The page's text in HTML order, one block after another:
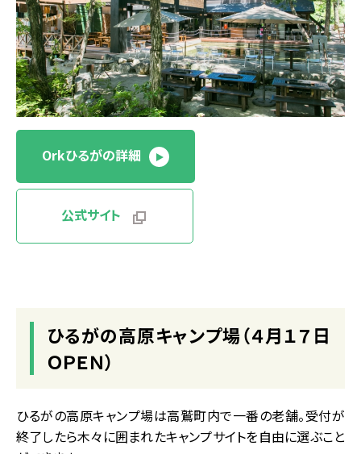
Orkひるがの詳細
公式サイト
ひるがの高原キャンプ場（４月１７日
ＯＰＥＮ）
ひるがの高原キャンプ場は高鷲町内で一番の老舗。受付が
終了したら木々に囲まれたキャンプサイトを自由に選ぶこと